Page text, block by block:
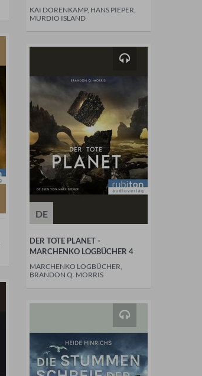
KAI DORENKAMP, HANS PIEPER,
MURDIO ISLAND
DE
DER TOTE PLANET -
MARCHENKO LOGBÜCHER 4
MARCHENKO LOGBÜCHER,
BRANDON Q. MORRIS